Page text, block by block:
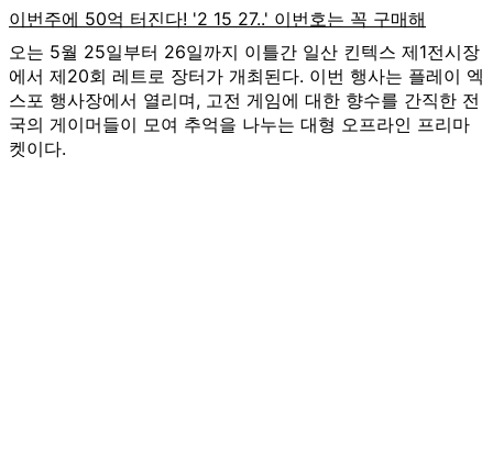
오는 5월 25일부터 26일까지 이틀간 일산 킨텍스 제1전시장
에서 제20회 레트로 장터가 개최된다. 이번 행사는 플레이 엑
스포 행사장에서 열리며, 고전 게임에 대한 향수를 간직한 전
국의 게이머들이 모여 추억을 나누는 대형 오프라인 프리마
켓이다.